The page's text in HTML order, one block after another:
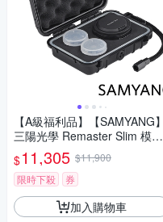
【A級福利品】【SAMYANG】
三陽光學 Remaster Slim 模組
化鏡頭套組 公司貨
$11,305 $11,900
限時下殺
券
加入購物車